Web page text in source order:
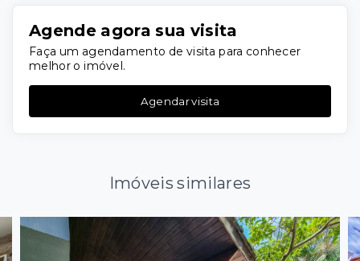
Agende agora sua visita
Faça um agendamento de visita para conhecer
melhor o imóvel.
Agendar visita
Imóveis similares